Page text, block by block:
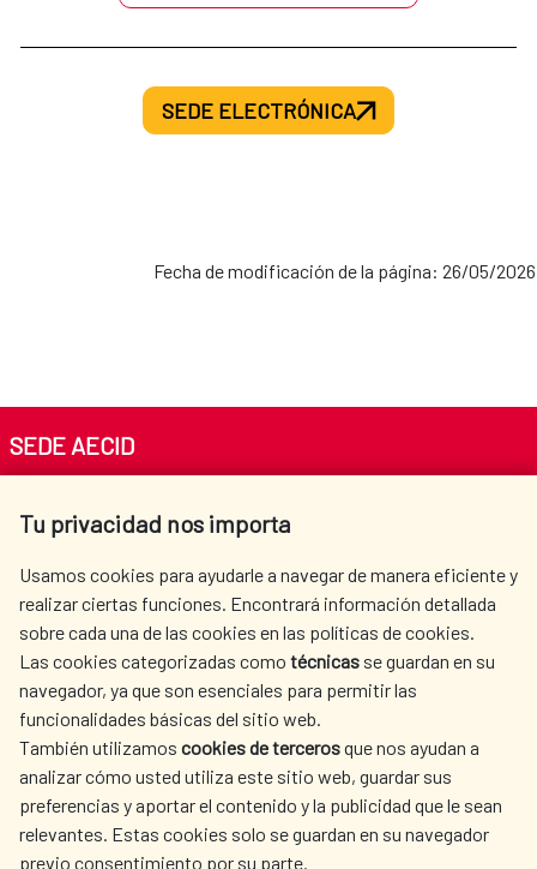
SEDE ELECTRÓNICA
Fecha de modificación de la página: 26/05/2026
Tu privacidad nos importa
Usamos cookies para ayudarle a navegar de manera eficiente y
realizar ciertas funciones. Encontrará información detallada
sobre cada una de las cookies en las políticas de cookies.
Las cookies categorizadas como técnicas se guardan en su
navegador, ya que son esenciales para permitir las
funcionalidades básicas del sitio web.
También utilizamos cookies de tercerosque nos ayudan a
analizar cómo usted utiliza este sitio web, guardar sus
preferencias y aportar el contenido y la publicidad que le sean
relevantes. Estas cookies solo se guardan en su navegador
previo consentimiento por su parte.
SEDE AECID
Tel. +34 900 20 30 54​​​​​​​
AECID
OÙ NOUS COOPÉRONS
L'ACTION HUMANITAIRE
ESPAGNOLE
SALLE DE PRESSE
CULTURE ET SCIENCE BIBLIOTHÈQUE